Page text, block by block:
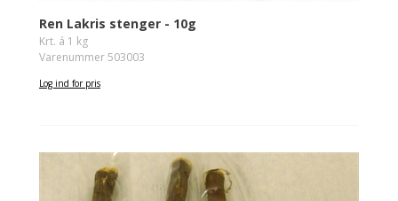
Ren Lakris stenger - 10g
Krt. á 1 kg
Varenummer 503003
Log ind for pris